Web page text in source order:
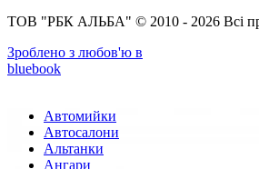
ТОВ "РБК АЛЬБА" © 2010 - 2026 Всі
Зроблено з любов'ю в
bluebook
Автомийки
Автосалони
Альтанки
Ангари